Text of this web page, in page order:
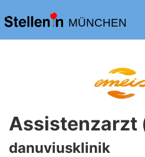
MÜNCHEN
Assistenzarzt
danuviusklinik